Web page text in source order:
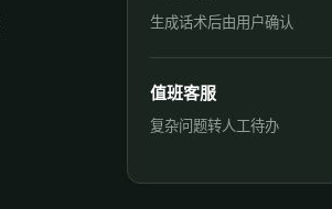
生成话术后由用户确认
值班客服
复杂问题转人工待办